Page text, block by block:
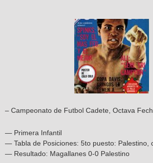
– Campeonato de Futbol Cadete, Octava
— Primera Infantil
— Tabla de Posiciones: 5to puesto: Palestino,
— Resultado: Magallanes 0-0 Palestino